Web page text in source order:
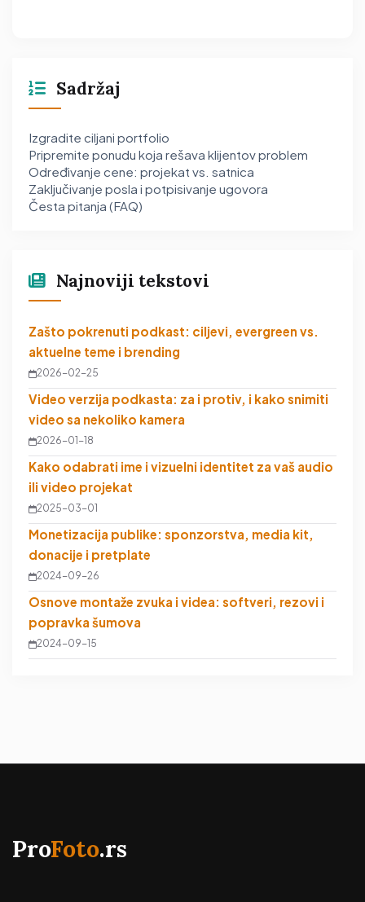
Sadržaj
Izgradite ciljani portfolio
Pripremite ponudu koja rešava klijentov problem
Određivanje cene: projekat vs. satnica
Zaključivanje posla i potpisivanje ugovora
Česta pitanja (FAQ)
Najnoviji tekstovi
Zašto pokrenuti podkast: ciljevi, evergreen vs.
aktuelne teme i brending
2026-02-25
Video verzija podkasta: za i protiv, i kako snimiti
video sa nekoliko kamera
2026-01-18
Kako odabrati ime i vizuelni identitet za vaš audio
ili video projekat
2025-03-01
Monetizacija publike: sponzorstva, media kit,
donacije i pretplate
2024-09-26
Osnove montaže zvuka i videa: softveri, rezovi i
popravka šumova
2024-09-15
ProFoto.rs